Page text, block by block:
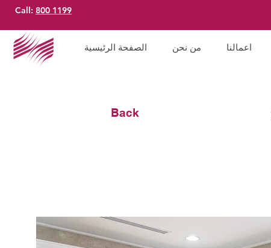
Call: 800 1199
الصفحة الرئيسية من نحن اعمالنا
Back